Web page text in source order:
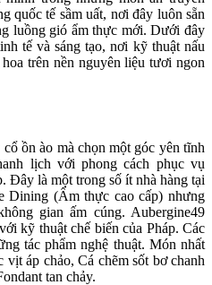
quốc tế sầm uất, nơi đây luôn sẵn
luồng gió ẩm thực mới. Dưới đây
tế và sáng tạo, nơi kỹ thuật nấu
trên nền nguyên liệu tươi ngon
ồn ào mà chọn một góc yên tĩnh
lịch với phong cách phục vụ
Đây là một trong số ít nhà hàng tại
Dining (Ẩm thực cao cấp) nhưng
gian ấm cúng. Aubergine49
kỹ thuật chế biến của Pháp. Các
tác phẩm nghệ thuật. Món nhất
áp chảo, Cá chẽm sốt bơ chanh
tan chảy.